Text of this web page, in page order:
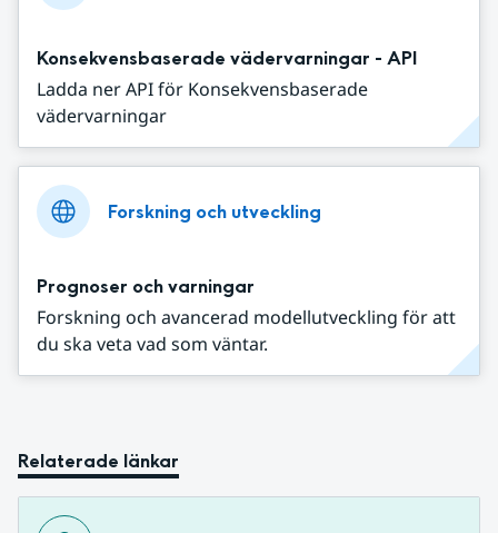
Konsekvensbaserade vädervarningar - API
Ladda ner API för Konsekvensbaserade
vädervarningar
Forskning och utveckling
Prognoser och varningar
Forskning och avancerad modellutveckling för att
du ska veta vad som väntar.
Relaterade länkar